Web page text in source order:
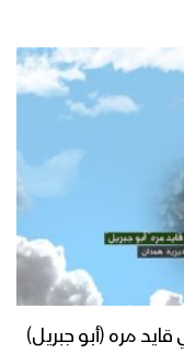
مره (أبو جبريل)